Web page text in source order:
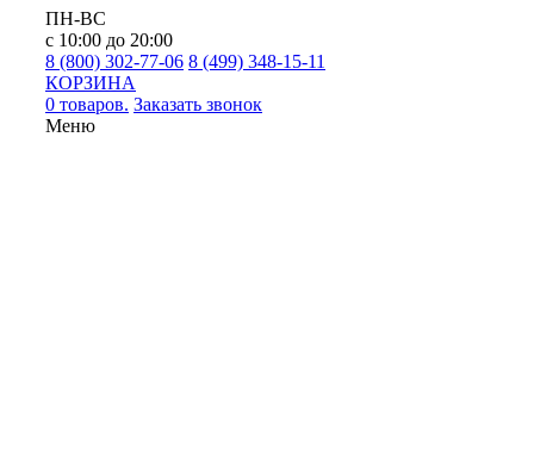
ПН-ВС
с 10:00 до 20:00
8 (800) 302-77-06 8 (499) 348-15-11
КОРЗИНА
0 товаров. Заказать звонок
Меню